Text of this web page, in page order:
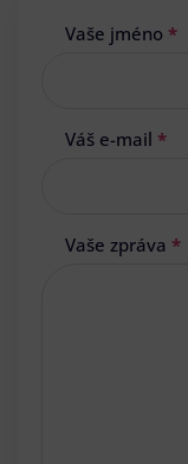
Vaše jméno *
Váš e-mail *
Vaše zpráva *